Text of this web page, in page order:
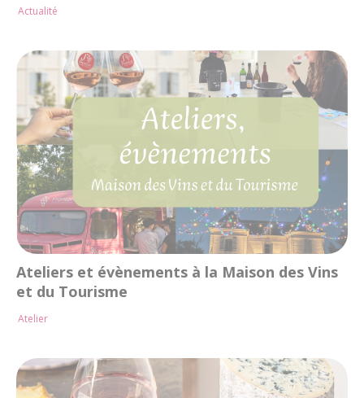
Actualité
Ateliers et évènements à la Maison des Vins
et du Tourisme
Atelier